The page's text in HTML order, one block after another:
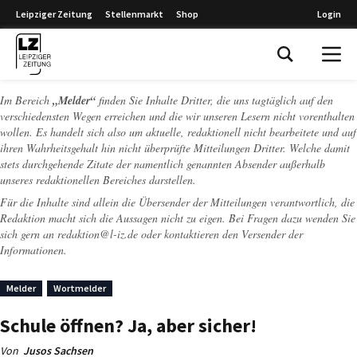
Leipziger Zeitung Stellenmarkt Shop Login
Im Bereich „Melder“ finden Sie Inhalte Dritter, die uns tagtäglich auf den
verschiedensten Wegen erreichen und die wir unseren Lesern nicht vorenthalten
wollen. Es handelt sich also um aktuelle, redaktionell nicht bearbeitete und auf
ihren Wahrheitsgehalt hin nicht überprüfte Mitteilungen Dritter. Welche damit
stets durchgehende Zitate der namentlich genannten Absender außerhalb
unseres redaktionellen Bereiches darstellen.
Für die Inhalte sind allein die Übersender der Mitteilungen verantwortlich, die
Redaktion macht sich die Aussagen nicht zu eigen. Bei Fragen dazu wenden Sie
sich gern an redaktion@l-iz.de oder kontaktieren den Versender der
Informationen.
Melder Wortmelder
Schule öffnen? Ja, aber sicher!
Von Jusos Sachsen